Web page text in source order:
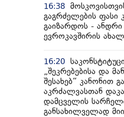
16:38
გაგრძელების ფასი
გაიზარდოს - ანდრი
ევროკავშირის ახალ
16:20
„შეკრებებისა და
შესახებ“ კანონით
აკრძალვასთან
დამცველის
განსახილველად